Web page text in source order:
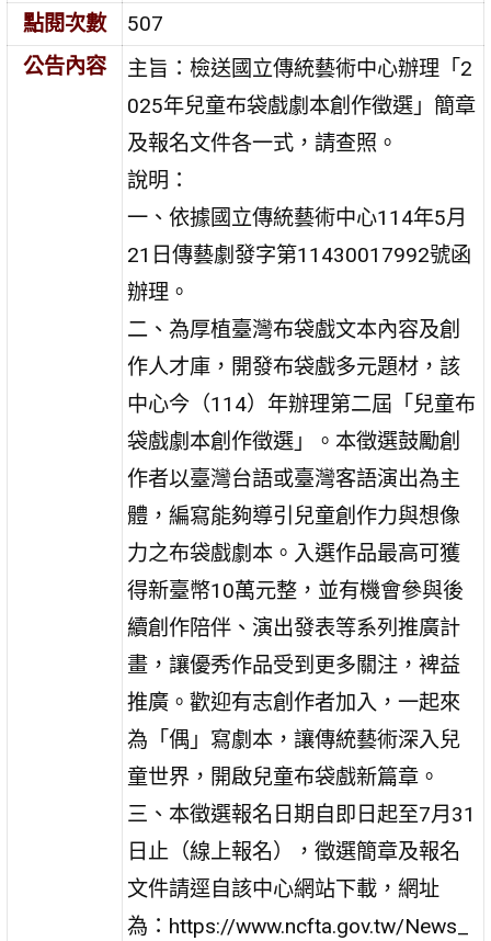
點閱次數
507
公告內容
主旨：檢送國立傳統藝術中心辦理「2
025年兒童布袋戲劇本創作徵選」簡章
及報名文件各一式，請查照。
說明：
一、依據國立傳統藝術中心114年5月
21日傳藝劇發字第11430017992號函
辦理。
二、為厚植臺灣布袋戲文本內容及創
作人才庫，開發布袋戲多元題材，該
中心今（114）年辦理第二屆「兒童布
袋戲劇本創作徵選」。本徵選鼓勵創
作者以臺灣台語或臺灣客語演出為主
體，編寫能夠導引兒童創作力與想像
力之布袋戲劇本。入選作品最高可獲
得新臺幣10萬元整，並有機會參與後
續創作陪伴、演出發表等系列推廣計
畫，讓優秀作品受到更多關注，裨益
推廣。歡迎有志創作者加入，一起來
為「偶」寫劇本，讓傳統藝術深入兒
童世界，開啟兒童布袋戲新篇章。
三、本徵選報名日期自即日起至7月31
日止（線上報名），徵選簡章及報名
文件請逕自該中心網站下載，網址
為：https://www.ncfta.gov.tw/News_